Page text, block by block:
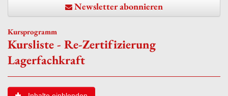
Kursprogramm
Newsletter abonnieren
Kursliste - Re-Zertifizierung
Lagerfachkraft